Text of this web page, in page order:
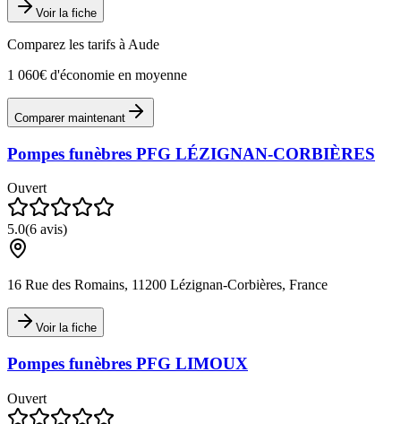
Voir la fiche
Comparez les tarifs à Aude
1 060€ d'économie en moyenne
Comparer maintenant
Pompes funèbres PFG LÉZIGNAN-CORBIÈRES
Ouvert
5.0(6 avis)
16 Rue des Romains, 11200 Lézignan-Corbières, France
Voir la fiche
Pompes funèbres PFG LIMOUX
Ouvert